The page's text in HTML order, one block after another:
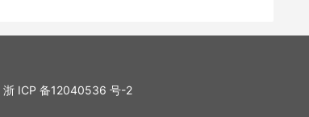
浙 ICP 备12040536 号-2